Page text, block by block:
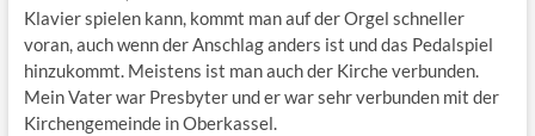
Klavier spielen kann, kommt man auf der Orgel schneller
voran, auch wenn der Anschlag anders ist und das Pedalspiel
hinzukommt. Meistens ist man auch der Kirche verbunden.
Mein Vater war Presbyter und er war sehr verbunden mit der
Kirchengemeinde in Oberkassel.